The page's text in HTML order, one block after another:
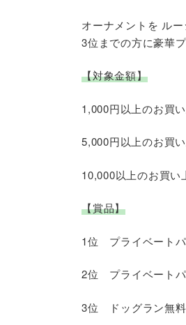
オーナメントを ル
3位までの方に豪華
【対象金額】
1,000円以上のお買
5,000円以上のお買
10,000以上のお買い
【賞品】
1位 プライベートパ
2位 プライベートパ
3位 ドッグラン無